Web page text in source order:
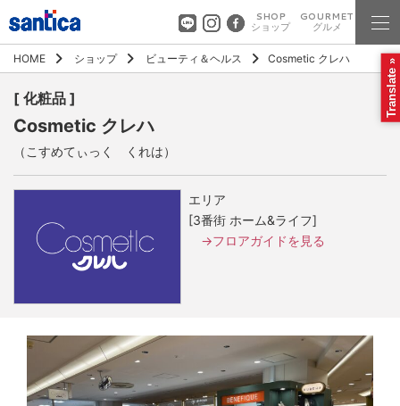
SHOP
ショップ
GOURMET
グルメ
HOME ショップ ビューティ＆ヘルス Cosmetic クレハ
[ 化粧品 ]
Cosmetic クレハ
（こすめてぃっく くれは）
エリア
[3番街 ホーム&ライフ]
→フロアガイドを見る
Translate »